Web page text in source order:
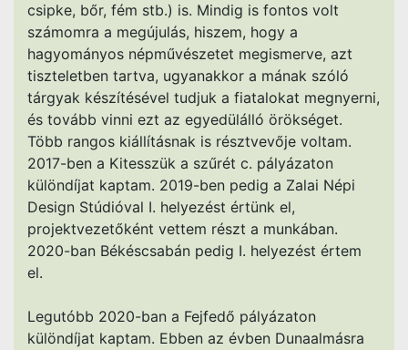
csipke, bőr, fém stb.) is. Mindig is fontos volt
számomra a megújulás, hiszem, hogy a
hagyományos népművészetet megismerve, azt
tiszteletben tartva, ugyanakkor a mának szóló
tárgyak készítésével tudjuk a fiatalokat megnyerni,
és tovább vinni ezt az egyedülálló örökséget.
Több rangos kiállításnak is résztvevője voltam.
2017-ben a Kitesszük a szűrét c. pályázaton
különdíjat kaptam. 2019-ben pedig a Zalai Népi
Design Stúdióval I. helyezést értünk el,
projektvezetőként vettem részt a munkában.
2020-ban Békéscsabán pedig I. helyezést értem
el.
Legutóbb 2020-ban a Fejfedő pályázaton
különdíjat kaptam. Ebben az évben Dunaalmásra